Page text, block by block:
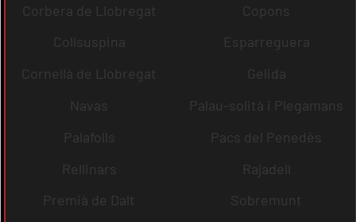
Corbera de Llobregat
Copons
Collsuspina
Esparreguera
Cornellà de Llobregat
Gelida
Navas
Palau-solità i Plegamans
Palafolls
Pacs del Penedès
Rellinars
Rajadell
Premià de Dalt
Sobremunt